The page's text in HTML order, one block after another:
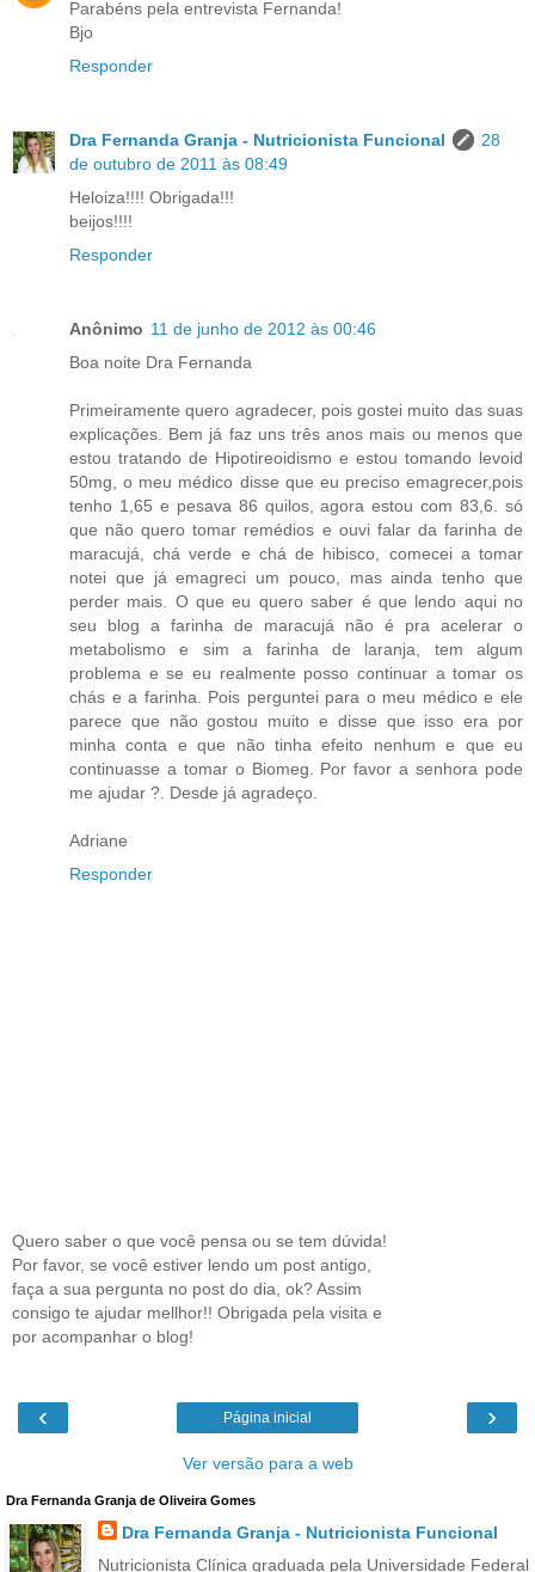
Parabéns pela entrevista Fernanda!
Bjo
Responder
Dra Fernanda Granja - Nutricionista Funcional
28
de outubro de 2011 às 08:49
Heloiza!!!! Obrigada!!!
beijos!!!!
Responder
Anônimo 11 de junho de 2012 às 00:46
Boa noite Dra Fernanda
Primeiramente quero agradecer, pois gostei muito das suas
explicações. Bem já faz uns três anos mais ou menos que
estou tratando de Hipotireoidismo e estou tomando levoid
50mg, o meu médico disse que eu preciso emagrecer,pois
tenho 1,65 e pesava 86 quilos, agora estou com 83,6. só
que não quero tomar remédios e ouvi falar da farinha de
maracujá, chá verde e chá de hibisco, comecei a tomar
notei que já emagreci um pouco, mas ainda tenho que
perder mais. O que eu quero saber é que lendo aqui no
seu blog a farinha de maracujá não é pra acelerar o
metabolismo e sim a farinha de laranja, tem algum
problema e se eu realmente posso continuar a tomar os
chás e a farinha. Pois perguntei para o meu médico e ele
parece que não gostou muito e disse que isso era por
minha conta e que não tinha efeito nenhum e que eu
continuasse a tomar o Biomeg. Por favor a senhora pode
me ajudar ?. Desde já agradeço.
Adriane
Responder
Quero saber o que você pensa ou se tem dúvida!
Por favor, se você estiver lendo um post antigo,
faça a sua pergunta no post do dia, ok? Assim
consigo te ajudar mellhor!! Obrigada pela visita e
por acompanhar o blog!
‹ ›
Página inicial
Ver versão para a web
Dra Fernanda Granja de Oliveira Gomes
Dra Fernanda Granja - Nutricionista Funcional
Nutricionista Clínica graduada pela Universidade Federal